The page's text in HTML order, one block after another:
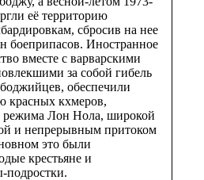
её территорию
сбросив на нее
боеприпасов. Иностранное
вместе с варварскими
за собой гибель
обеспечили
красных кхмеров,
режима Лон Нола, широкой
и непрерывным притоком
это были
крестьяне и
подростки.